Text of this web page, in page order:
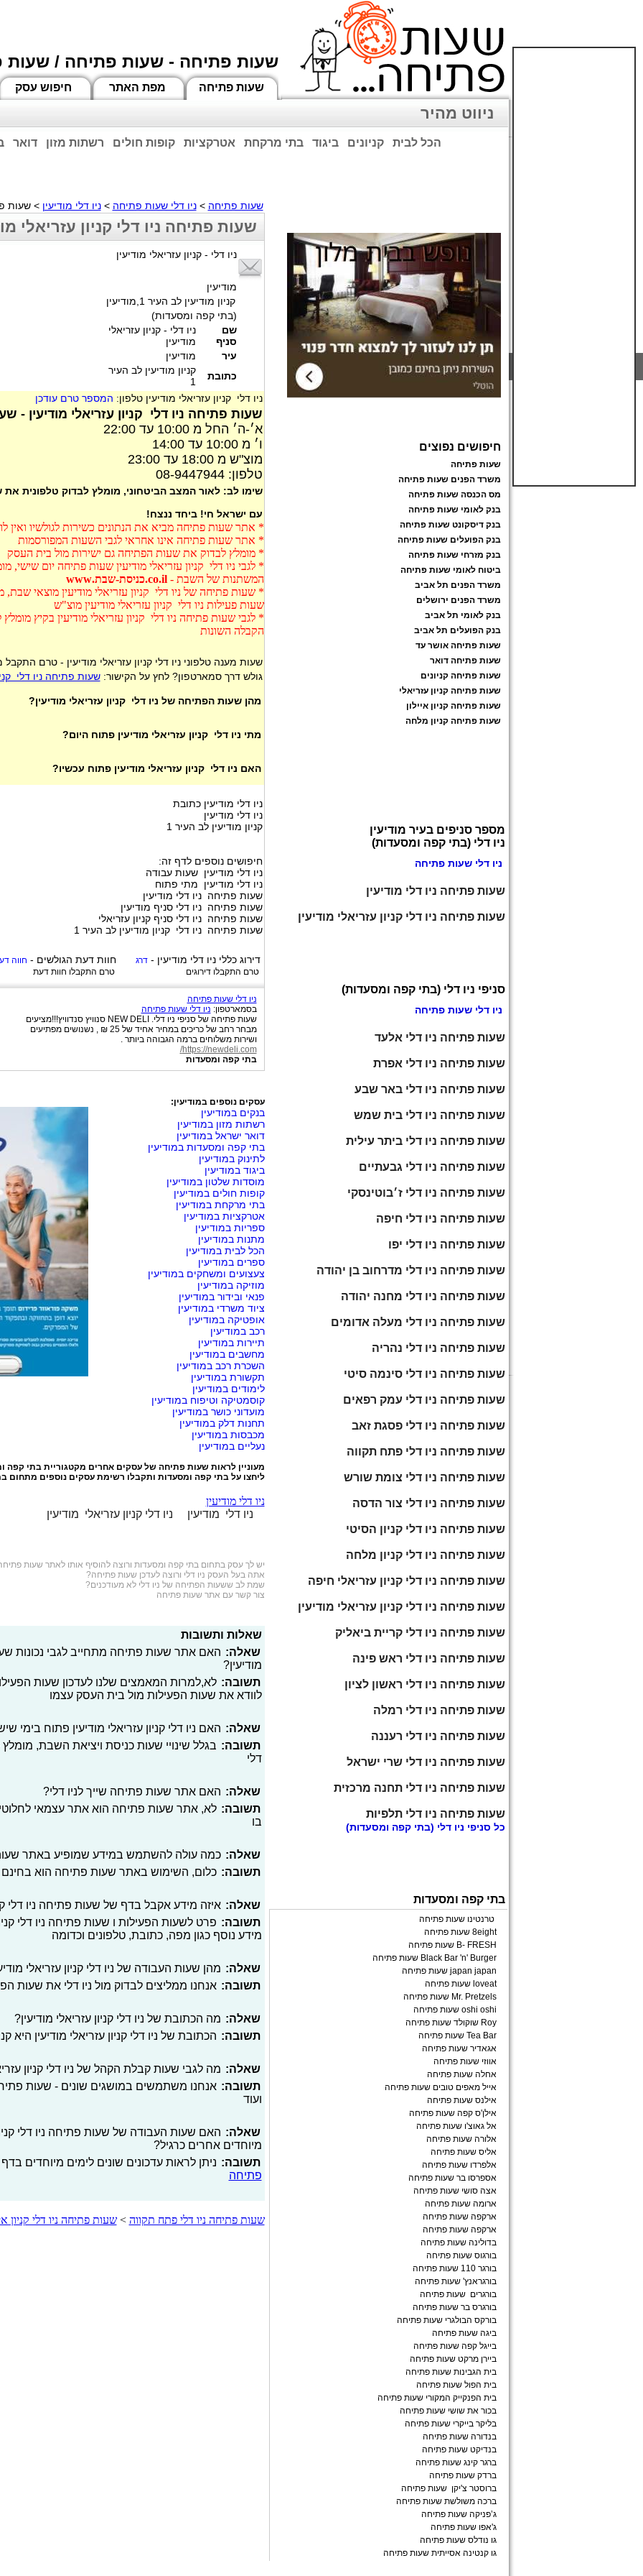
שעות פתיחה - שעות פתיחה / שעות
חיפוש עסק מפת האתר שעות פתיחה
ניווט מהיר
דואר רשתות מזון קופות חולים אטרקציות בתי מרקחת ביגוד קניונים הכל לבית
שעות פתיחה >ניו דלי שעות פתיחה >ניו דלי מודיעין > שעות
שעות פתיחה ניו דלי קניון עזריאלי
ניו דלי - קניון עזריאלי מודיעין
מודיעין
קניון מודיעין לב העיר 1,מודיעין
(בתי קפה ומסעדות)
שם
סניף
ניו דלי - קניון עזריאלי
מודיעין
עיר
מודיעין
כתובת
קניון מודיעין לב העיר
1
ניו דלי קניון עזריאלי מודיעין טלפון: המספר טרם עודכן
שעות פתיחה ניו דלי קניון עזריאלי מודיעין -
א׳-ה׳ החל מ 10:00 עד 22:00
ו׳ מ 10:00 עד 14:00
מוצ"ש מ 18:00 עד 23:00
טלפון: 08-9447944
שימו לב: לאור המצב הביטחוני, מומלץ לבדוק טלפונית
עם ישראל חי! ביחד ננצח!
* אתר שעות פתיחה מביא את הנתונים כשירות לגולשיו
* אתר שעות פתיחה אינו אחראי לגבי השעות המפורסמות
* מומלץ לבדוק את שעות הפתיחה גם ישירות מול בית העסק
* לגבי ניו דלי קניון עזריאלי מודיעין שעות פתיחה יום
המשתנות של השבת -co.il.כניסת-שבת.www
* שעות פתיחה של ניו דלי קניון עזריאלי מודיעין מוצאי
שעות פעילות ניו דלי קניון עזריאלי מודיעין מוצ"ש
* לגבי שעות פתיחה ניו דלי קניון עזריאלי מודיעין בקיץ
הקבלה השונות
שעות מענה טלפוני ניו דלי קניון עזריאלי מודיעין - טרם התקבל
גולש דרך סמארטפון? לחץ על הקישור:שעות פתיחה ניו דלי
מהן שעות הפתיחה של ניו דלי קניון עזריאלי מודיעין?
מתי ניו דלי קניון עזריאלי מודיעין פתוח היום?
האם ניו דלי קניון עזריאלי מודיעין פתוח עכשיו?
ניו דלי מודיעין כתובת
ניו דלי מודיעין
קניון מודיעין לב העיר 1
חיפושים נוספים לדף זה:
ניו דלי מודיעין שעות עבודה
ניו דלי מודיעין מתי פתוח
שעות פתיחה ניו דלי מודיעין
שעות פתיחה ניו דלי סניף מודיעין
שעות פתיחה ניו דלי סניף קניון עזריאלי
שעות פתיחה ניו דלי קניון מודיעין לב העיר 1
חוות דעת הגולשים - חווה
טרם התקבלו חוות דעת
דירוג כלליניו דלי מודיעין -דרג
טרם התקבלו דירוגים
ניו דלי שעות פתיחה
בסמארטפון: ניו דלי שעות פתיחה
שעות פתיחה של סניפי ניו דלי. NEW DELI סנוויץ סנדוויץ!!!מציעים
מבחר רחב של כריכים במחיר אחיד של 25 ₪ , נשנושים מפתיעים
ושירות משלוחים ברמה הגבוהה ביותר .
https://newdeli.com/
בתי קפה ומסעדות
עסקים נוספים במודיעין:
בנקים במודיעין
רשתות מזון במודיעין
דואר ישראל במודיעין
בתי קפה ומסעדות במודיעין
לתינוק במודיעין
ביגוד במודיעין
מוסדות שלטון במודיעין
קופות חולים במודיעין
בתי מרקחת במודיעין
אטרקציות במודיעין
ספריות במודיעין
מתנות במודיעין
הכל לבית במודיעין
ספרים במודיעין
צעצועים ומשחקים במודיעין
מוזיקה במודיעין
פנאי ובידור במודיעין
ציוד משרדי במודיעין
אופטיקה במודיעין
רכב במודיעין
תיירות במודיעין
מחשבים במודיעין
השכרת רכב במודיעין
תקשורת במודיעין
לימודים במודיעין
קוסמטיקה וטיפוח במודיעין
מועדוני כושר במודיעין
תחנות דלק במודיעין
מכבסות במודיעין
נעליים במודיעין
מעוניין לראות שעות פתיחה של עסקים אחרים מקטגורייתבתי קפה
ליחצו עלבתי קפה ומסעדות ותקבלו רשימת עסקים נוספים מתחום
ניו דלי מודיעין
ניו דלי מודיעין
ניו דלי קניון עזריאלי מודיעין
יש לך עסק בתחוםבתי קפה ומסעדות ורוצה להוסיף אותו לאתר שעות
אתה בעל העסק ניו דלי ורוצה לעדכן שעות פתיחה?
שמת לב ששעות הפתיחה של ניו דלי לא מעודכנים?
צור קשר עם אתר שעות פתיחה
שאלות ותשובות
שאלה: האם אתר שעות פתיחה מתחייב לגבי נכונות
מודיעין?
תשובה: לא,למרות המאמצים שלנו לעדכון שעות
לוודא את שעות הפעילות מול בית העסק עצמו
שאלה: האם ניו דלי קניון עזריאלי מודיעין פתוח בימי
תשובה: בגלל שינויי שעות כניסת ויציאת השבת,
דלי
שאלה: האם אתר שעות פתיחה שייך לניו דלי?
תשובה: לא, אתר שעות פתיחה הוא אתר עצמאי
בו
שאלה: כמה עולה להשתמש במידע שמופיע באתר
תשובה: כלום, השימוש באתר שעות פתיחה הוא בחינם
שאלה: איזה מידע אקבל בדף של שעות פתיחה ניו דלי
תשובה: פרט לשעות הפעילות ו שעות פתיחה ניו דלי
מידע נוסף כגון מפה, כתובת, טלפונים וכדומה
שאלה: מהן שעות העבודה של ניו דלי קניון עזריאלי
תשובה: אנחנו ממליצים לבדוק מול ניו דלי את שעות
שאלה: מה הכתובת של ניו דלי קניון עזריאלי מודיעין?
תשובה: הכתובת של ניו דלי קניון עזריאלי מודיעין היא
שאלה: מה לגבי שעות קבלת הקהל של ניו דלי קניון
תשובה: אנחנו משתמשים במושגים שונים - שעות
ועוד
שאלה: האם שעות העבודה של שעות פתיחה ניו דלי קניון
מיוחדים אחרים כרגיל?
תשובה: ניתן לראות עדכונים שונים לימים מיוחדים
פתיחה
שעות פתיחה ניו דלי פתח תקווה >שעות פתיחה ניו דלי קניון
חיפושים נפוצים
שעות פתיחה
משרד הפנים שעות פתיחה
מס הכנסה שעות פתיחה
בנק לאומי שעות פתיחה
בנק דיסקונט שעות פתיחה
בנק הפועלים שעות פתיחה
בנק מזרחי שעות פתיחה
ביטוח לאומי שעות פתיחה
משרד הפנים תל אביב
משרד הפנים ירושלים
בנק לאומי תל אביב
בנק הפועלים תל אביב
שעות פתיחה אושר עד
שעות פתיחה דואר
שעות פתיחה קניונים
שעות פתיחה קניון עזריאלי
שעות פתיחה קניון איילון
שעות פתיחה קניון מלחה
מספר סניפים בעיר מודיעין
ניו דלי (בתי קפה ומסעדות)
ניו דלי שעות פתיחה
שעות פתיחה ניו דלי מודיעין
שעות פתיחה ניו דלי קניון עזריאלי מודיעין
סניפי ניו דלי (בתי קפה ומסעדות)
ניו דלי שעות פתיחה
שעות פתיחה ניו דלי אלעד
שעות פתיחה ניו דלי אפרת
שעות פתיחה ניו דלי באר שבע
שעות פתיחה ניו דלי בית שמש
שעות פתיחה ניו דלי ביתר עילית
שעות פתיחה ניו דלי גבעתיים
שעות פתיחה ניו דלי ז׳בוטינסקי
שעות פתיחה ניו דלי חיפה
שעות פתיחה ניו דלי יפו
שעות פתיחה ניו דלי מדרחוב בן יהודה
שעות פתיחה ניו דלי מחנה יהודה
שעות פתיחה ניו דלי מעלה אדומים
שעות פתיחה ניו דלי נהריה
שעות פתיחה ניו דלי סינמה סיטי
שעות פתיחה ניו דלי עמק רפאים
שעות פתיחה ניו דלי פסגת זאב
שעות פתיחה ניו דלי פתח תקווה
שעות פתיחה ניו דלי צומת שורש
שעות פתיחה ניו דלי צור הדסה
שעות פתיחה ניו דלי קניון הסיטי
שעות פתיחה ניו דלי קניון מלחה
שעות פתיחה ניו דלי קניון עזריאלי חיפה
שעות פתיחה ניו דלי קניון עזריאלי מודיעין
שעות פתיחה ניו דלי קריית ביאליק
שעות פתיחה ניו דלי ראש פינה
שעות פתיחה ניו דלי ראשון לציון
שעות פתיחה ניו דלי רמלה
שעות פתיחה ניו דלי רעננה
שעות פתיחה ניו דלי שרי ישראל
שעות פתיחה ניו דלי תחנה מרכזית
שעות פתיחה ניו דלי תלפיות
כל סניפי ניו דלי (בתי קפה ומסעדות)
בתי קפה ומסעדות
טרנטינו שעות פתיחה
8eight שעות פתיחה
B- FRESH שעות פתיחה
Black Bar 'n' Burger שעות פתיחה
japan japan שעות פתיחה
loveat שעות פתיחה
Mr. Pretzels שעות פתיחה
oshi oshi שעות פתיחה
Roy שוקולד שעות פתיחה
Tea Bar שעות פתיחה
אגאדיר שעות פתיחה
אווזי שעות פתיחה
אחלה שעות פתיחה
אייל מאפים טובים שעות פתיחה
אילנס שעות פתיחה
אילן'ס קפה שעות פתיחה
אל גאוצ'ו שעות פתיחה
אלורה שעות פתיחה
אליס שעות פתיחה
אלפרדו שעות פתיחה
אספרסו בר שעות פתיחה
אצה סושי שעות פתיחה
ארומה שעות פתיחה
ארקפה שעות פתיחה
ארקפה שעות פתיחה
בדולינה שעות פתיחה
בורגוס שעות פתיחה
בורגר 110 שעות פתיחה
בורגראנץ' שעות פתיחה
בורגרים שעות פתיחה
בורגרס בר שעות פתיחה
בורקס הבולגרי שעות פתיחה
ביגה שעות פתיחה
בייגל קפה שעות פתיחה
ביירן מרקט שעות פתיחה
בית הגבינות שעות פתיחה
בית הפול שעות פתיחה
בית הפנקייק המקורי שעות פתיחה
בכור את שושי שעות פתיחה
בליקר בייקרי שעות פתיחה
בנדורה שעות פתיחה
בנדיקט שעות פתיחה
ברגר קינג שעות פתיחה
ברדק שעות פתיחה
ברוסטר צ'יקן שעות פתיחה
ברכה משולשת שעות פתיחה
ג’פניקה שעות פתיחה
ג'אפו שעות פתיחה
גו נודלס שעות פתיחה
גו קנטינה אסייתית שעות פתיחה